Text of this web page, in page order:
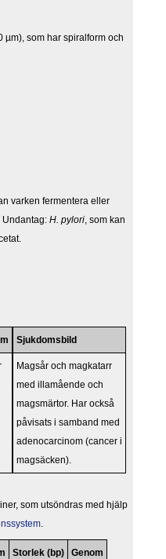
µm), som har spiralform och
varken fermentera eller
Undantag: H. pylori , som kan
Sjukdomsbild
Magsår och magkatarr
med illamående och
magsmärtor. Har också
påvisats i samband med
adenocarcinom (cancer i
magsäcken).
som utsöndras med hjälp
Storlek (bp) Genom